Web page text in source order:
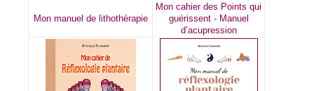
Mon manuel de lithothérapie
Mon cahier des Points qui
guérissent - Manuel
d’acupression